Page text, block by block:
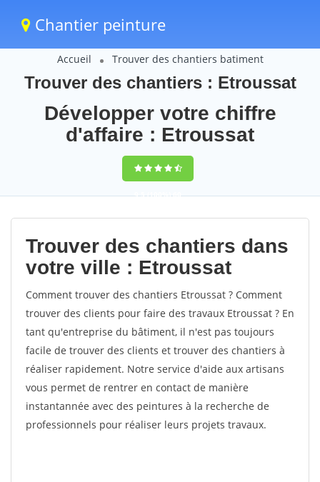
Chantier peinture
Accueil Trouver des chantiers batiment
Trouver des chantiers : Etroussat
Développer votre chiffre
d'affaire : Etroussat
9,5(100%)60
votes
Trouver des chantiers dans
votre ville : Etroussat
Comment trouver des chantiers Etroussat ? Comment
trouver des clients pour faire des travaux Etroussat ? En
tant qu'entreprise du bâtiment, il n'est pas toujours
facile de trouver des clients et trouver des chantiers à
réaliser rapidement. Notre service d'aide aux artisans
vous permet de rentrer en contact de manière
instantannée avec des peintures à la recherche de
professionnels pour réaliser leurs projets travaux.